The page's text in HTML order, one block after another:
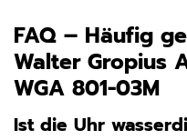
FAQ – Häufig
Walter Gropius
WGA 801-03M
Ist die Uhr